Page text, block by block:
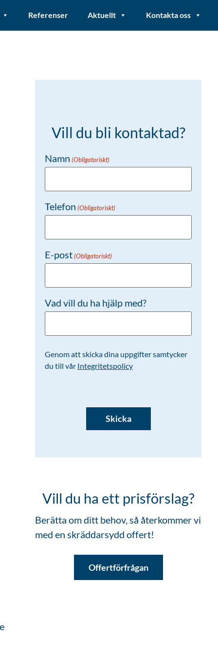
Referenser Aktuellt Kontakta oss
Vill du bli kontaktad?
Namn (Obligatoriskt)
Telefon (Obligatoriskt)
E-post (Obligatoriskt)
Vad vill du ha hjälp med?
Genom att skicka dina uppgifter samtycker
du till vår Integritetspolicy
Vill du ha ett prisförslag?
Berätta om ditt behov, så återkommer vi
med en skräddarsydd offert!
Offertförfrågan